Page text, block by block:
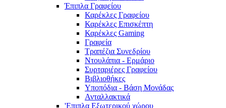
Έπιπλα Γραφείου
Καρέκλες Γραφείου
Καρέκλες Επισκέπτη
Καρέκλες Gaming
Γραφεία
Τραπέζια Συνεδρίου
Ντουλάπια - Ερμάριο
Συρταριέρες Γραφείου
Βιβλιοθήκες
Υποπόδια - Βάση Μονάδας
Ανταλλακτικά
'Επιπλα Εξωτερικού χώρου